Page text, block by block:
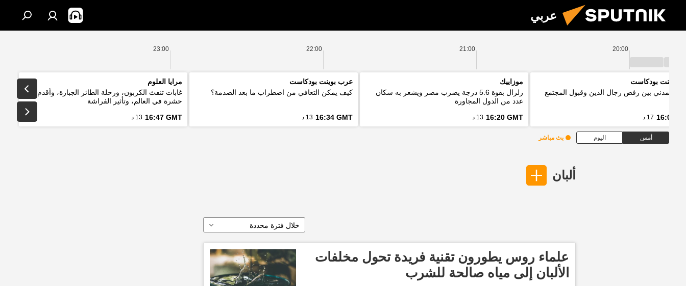
عربي
20:00
21:00
22:00
23:00
بوينت بودكاست
المدني بين رفض رجال الدين وقبول المجتمع
16:03 17 د
موزاييك
زلزال بقوة 5.6 درجة يضرب مصر ويشعر به سكان
عدد من الدول المجاورة
16:20 GMT 13 د
عرب بوينت بودكاست
كيف يمكن التعافي من اضطراب ما بعد الصدمة؟
16:34 GMT 13 د
مرايا العلوم
غابات تنفث الكربون، ورحلة الطائر الجبارة، وأقدم
حشرة في العالم، وتأثير الفراشة
16:47 GMT 13 د
أمس اليوم بث مباشر
ألبان
خلال فترة محددة
علماء روس يطورون تقنية فريدة تحول مخلفات
الألبان إلى مياه صالحة للشرب